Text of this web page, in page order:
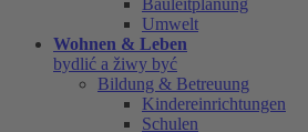
Bauleitplanung
Umwelt
Wohnen & Leben
bydlić a žiwy być
Bildung & Betreuung
Kindereinrichtungen
Schulen